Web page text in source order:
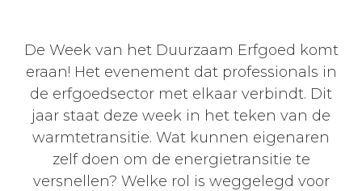
De Week van het Duurzaam Erfgoed komt
eraan! Het evenement dat professionals in
de erfgoedsector met elkaar verbindt. Dit
jaar staat deze week in het teken van de
warmtetransitie. Wat kunnen eigenaren
zelf doen om de energietransitie te
versnellen? Welke rol is weggelegd voor